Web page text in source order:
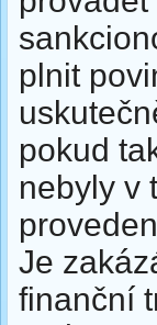
plnit
pokud
nebyly v
Je
finanční